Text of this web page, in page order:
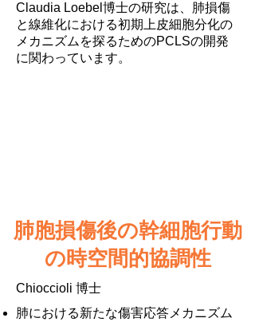
Claudia Loebel博士の研究は、肺損傷
と線維化における初期上皮細胞分化の
メカニズムを探るためのPCLSの開発
に関わっています。
肺胞損傷後の幹細胞行動
の時空間的協調性
Chioccioli 博士
肺における新たな傷害応答メカニズム